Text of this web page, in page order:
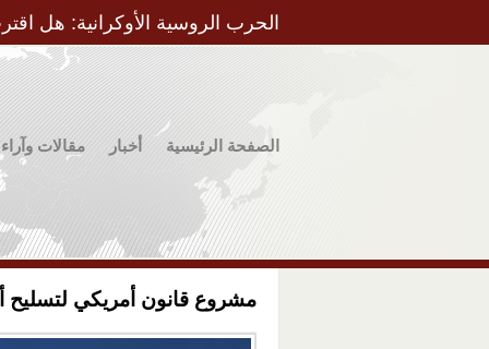
الحرب الروسية الأوكرانية: هل
الصفحة الرئيسية أخبار مقالات وآراء
مشروع قانون أمريكي لتسليح